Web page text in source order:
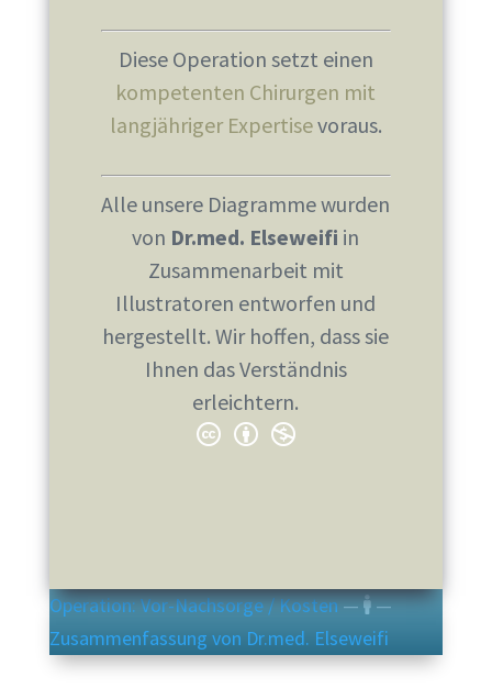
Diese Operation setzt einen
kompetenten Chirurgen mit
langjähriger Expertisevoraus.
Alle unsere Diagramme wurden
von Dr.med. Elseweifi in
Zusammenarbeit mit
Illustratoren entworfen und
hergestellt. Wir hoffen, dass sie
Ihnen das Verständnis
erleichtern.
Operation: Vor-Nachsorge / Kosten— —
Zusammenfassung von Dr.med. Elseweifi